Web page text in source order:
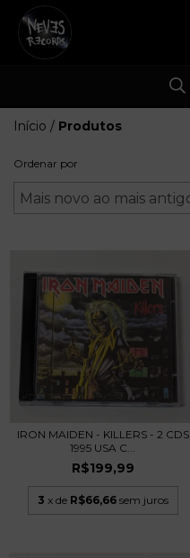
Início / Produtos
Ordenar por
IRON MAIDEN - KILLERS - 2 CDS
1995 USA C...
R$199,99
3 x de R$66,66 sem juros